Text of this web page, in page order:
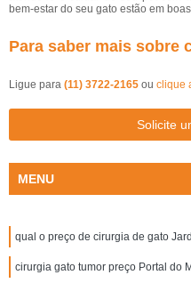
bem-estar do seu gato estão em
Para saber mais sobre
Ligue para (11) 3722-2165 ou clique
Solicite
MENU
qual o preço de cirurgia de gato
cirurgia gato tumor preço Portal do